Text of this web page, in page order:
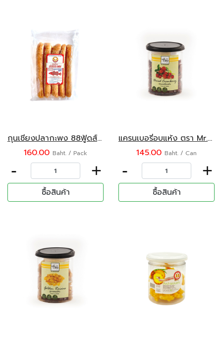
กุนเชียงปลากะพง 88ฟู้ดส์ 400 กรัม
160.00 Baht. / Pack
- +
ซื้อสินค้า
แครนเบอรี่อบแห้ง ตรา Mr.&Mrs. 180 กรัม
145.00 Baht. / Can
- +
ซื้อสินค้า